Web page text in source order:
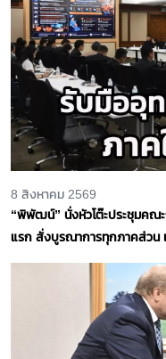
8 สิงหาคม 2569
“พิพัฒน์” นั่งหัวโต๊ะประชุมคณ
แรก สั่งบูรณาการทุกภาคส่วน